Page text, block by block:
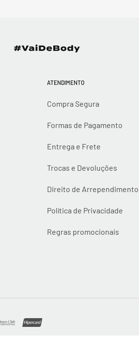
ATENDIMENTO
Compra Segura
Formas de Pagamento
Entrega e Frete
Trocas e Devoluções
Direito de Arrependimento
Política de Privacidade
Regras promocionais